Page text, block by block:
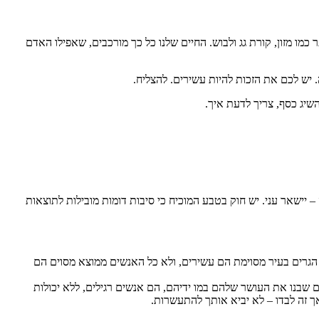
מזון, קורת גג ולבוש. החיים שלנו כל כך מורכבים, שאפילו האדם
לכם את הזכות להיות עשירים. להצליח.
כסף, צריך לדעת איך.
עני. יש חוק בטבע המוכיח כי סיבות דומות מובילות לתוצאות
בעיר מסוימת הם עשירים, ולא כל האנשים ממוצא מסוים הם
את העושר שלהם במו ידיהם, הם אנשים רגילים, ללא יכולות
זה לבדו – לא יביא אותך להתעשרות.